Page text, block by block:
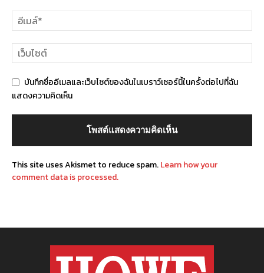
บันทึกชื่ออีเมลและเว็บไซต์ของฉันในเบราว์เซอร์นี้ในครั้งต่อไปที่ฉัน
แสดงความคิดเห็น
This site uses Akismet to reduce spam.Learn how your
comment data is processed.